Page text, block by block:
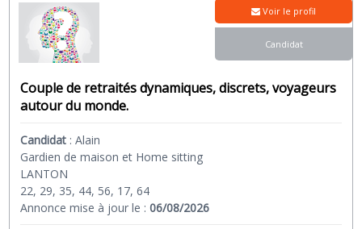
Couple de retraités dynamiques, discrets, voyageurs
autour du monde.
Candidat :Alain
Gardien de maison et Home sitting
LANTON
22, 29, 35, 44, 56, 17, 64
Annonce mise à jour le :06/08/2026
Voir le profil
Candidat